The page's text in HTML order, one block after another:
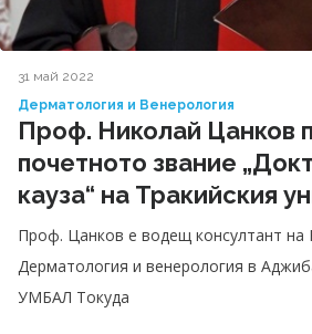
31 май 2022
Дерматология и Венерология
Проф. Николай Цанков
почетното звание
кауза“ на Тракийския
Проф. Цанков е водещ консултант на
Дерматология и венерология в
УМБАЛ Токуда